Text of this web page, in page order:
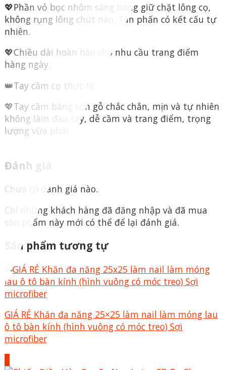
💖Phần vỏ bọc nhôm sáng bóng giữ chặt lông cọ,
không rụng lông chút nào. Tán phấn có kết cấu tự
nhiên.
💖Chiều dài hoàn hảo cho nhu cầu trang điểm
hàng ngày.
👑Tay cầm cọ thực tế
💖Tay cầm bằng sơn gỗ chắc chắn, mịn và tự nhiên
không làm đau tay, dễ cầm và trang điểm, trọng
lượng vừa phải
Đánh giá
Chưa có đánh giá nào.
Chỉ những khách hàng đã đăng nhập và đã mua
sản phẩm này mới có thể để lại đánh giá.
Sản phẩm tương tự
GIÁ RẺ Khăn đa năng 25×25 làm nail làm móng lau
ô tô bàn kính (hình vuông có móc treo) Sợi
microfiber